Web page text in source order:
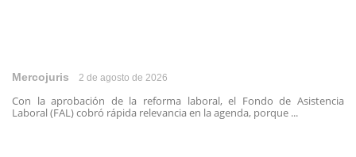
Mercojuris 2 de agosto de 2026
Con la aprobación de la reforma laboral, el Fondo de Asistencia
Laboral (FAL) cobró rápida relevancia en la agenda, porque ...